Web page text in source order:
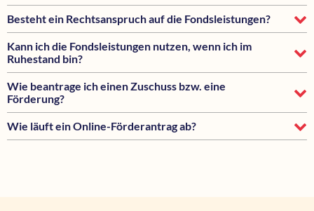
Besteht ein Rechtsanspruch auf die Fondsleistungen?
Kann ich die Fondsleistungen nutzen, wenn ich im
Ruhestand bin?
Wie beantrage ich einen Zuschuss bzw. eine
Förderung?
Wie läuft ein Online-Förderantrag ab?